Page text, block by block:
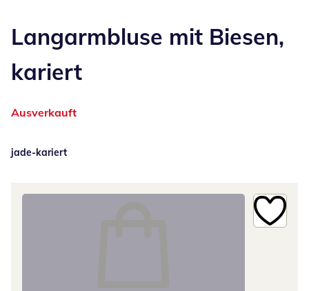
Langarmbluse mit Biesen,
kariert
Ausverkauft
jade-kariert